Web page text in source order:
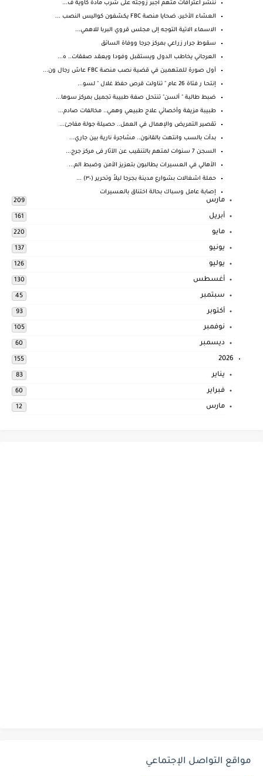
ننشر اعترافات متهم أجبر زوجته على شرب مادة كاوية ف...
العشاء الأخير، ضحايا منصة FBC يكشفون كواليس النصب ...
الاسماء الاتية التوجه إلى مجلس قروي البربا للاهمي...
سقوط جرار زراعي بمركز جرجا ووفاة السائق
العرجاني يخاطب الدول ويستقبل وفودا ويعقد صفقات.. ه...
أول صورة للمتهمين في قضية نصب منصة FBC عاش رجال ون...
إنتحـا ر فتاة 26 عام " تناولت قرص حفظ غلال " لسو...
ضبط طالبة " ألسن" تنتحل صفة طبيبة تجميل بمركز سوها...
طبيبة مزيفة وأخصائي علاج طبيعي وهمي.. مخالفات صادم...
تقصير التمريض والإهمال في العمل.. حصيلة جولة مفاجئ...
بدأت بالسب وانتهت بالقانون.. مشاجرة نارية بين جاري...
السجن 7 سنوات لمتهم بالتنقيب عن الآثار فى مركز جرج...
الأهالي في العسيرات يطالبون بتعزيز الأمن وضبط الم...
حملة اشغالات بشوارع مدينة بجرجا ليلاً وتحرير (٣٠) ...
إصابة عامل وسباك بحالة اختناق بالعسيرات
مارس 209
أبريل 161
مايو 220
يونيو 137
يوليو 126
أغسطس 130
سبتمبر 45
أكتوبر 93
نوفمبر 105
ديسمبر 60
2026
155
يناير 83
فبراير 60
مارس 12
مواقع التواصل الإجتماعي